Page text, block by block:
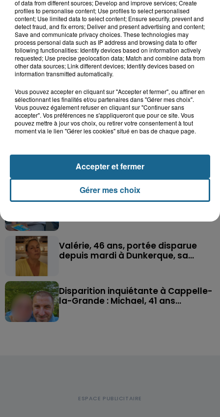
LE TOP DE L'ACTU
Saint-Omer : un enfant gravement brûlé
après l'explosion d'un jouet...
Hazebrouck : victime d'un accident,
Valérie, 46 ans, portée disparue
depuis mardi à Dunkerque, sa...
Disparition inquiétante à Cappelle-
la-Grande : Michael, 41 ans...
of data from different sources; Develop and improve services; Create
profiles to personalise content; Use profiles to select personalised
content; Use limited data to select content; Ensure security, prevent and
detect fraud, and fix errors; Deliver and present advertising and content;
Save and communicate privacy choices. These technologies may
process personal data such as IP address and browsing data to offer
following functionalities: Identify devices based on information actively
requested; Use precise geolocation data; Match and combine data from
other data sources; Link different devices; Identify devices based on
information transmitted automatically.
Vous pouvez accepter en cliquant sur "Accepter et fermer", ou affiner en
sélectionnant les finalités et/ou partenaires dans "Gérer mes choix".
Vous pouvez également refuser en cliquant sur "Continuer sans
accepter". Vos préférences ne s'appliqueront que pour ce site. Vous
pouvez mettre à jour vos choix, ou retirer votre consentement à tout
moment via le lien "Gérer les cookies" situé en bas de chaque page.
Gérer mes choix
Accepter et fermer